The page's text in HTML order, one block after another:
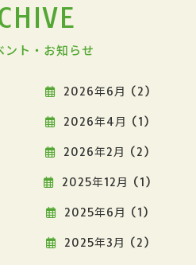
ント・お知らせ
2026年6月 (2)
2026年4月 (1)
2026年2月 (2)
2025年12月 (1)
2025年6月 (1)
2025年3月 (2)